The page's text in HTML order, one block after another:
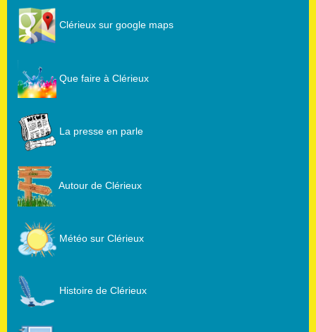
Clérieux sur google maps
Que faire à Clérieux
La presse en parle
Autour de Clérieux
Météo sur Clérieux
Histoire de Clérieux